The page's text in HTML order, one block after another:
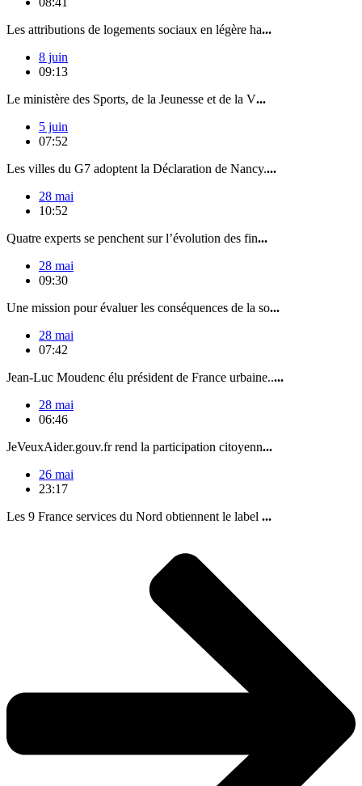
Les attributions de logements sociaux en légère ha...
8 juin
09:13
Le ministère des Sports, de la Jeunesse et de la V...
5 juin
07:52
Les villes du G7 adoptent la Déclaration de Nancy....
28 mai
10:52
Quatre experts se penchent sur l’évolution des fin...
28 mai
09:30
Une mission pour évaluer les conséquences de la so...
28 mai
07:42
Jean-Luc Moudenc élu président de France urbaine.....
28 mai
06:46
JeVeuxAider.gouv.fr rend la participation citoyenn...
26 mai
23:17
Les 9 France services du Nord obtiennent le label ...